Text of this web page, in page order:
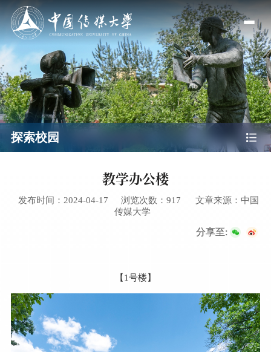
探索校园
教学办公楼
发布时间：2024-04-17 浏览次数： 917
文章来源：中国
传媒大学
分享至:
【1号楼】